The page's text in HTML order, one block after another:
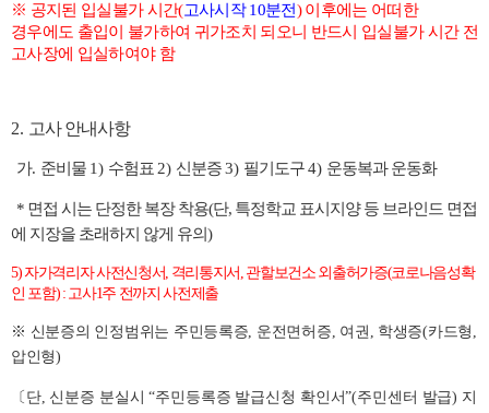
※ 공지된 입실불가 시간(고사시작10분전)이후에는 어떠한
경우에도 출입이 불가하여 귀가조치 되오니 반드시 입실불가 시간 전
고사장에 입실하여야 함
2. 고사 안내사항
가. 준비물 1) 수험표 2) 신분증3) 필기도구4) 운동복과 운동화
* 면접 시는 단정한 복장 착용(단, 특정학교 표시지양 등 브라인드 면접
에 지장을 초래하지 않게 유의)
5) 자가격리자 사전신청서, 격리통지서 , 관할보건소 외출허가증(코로나음성확
인 포함) : 고사1주 전까지 사전제출
※ 신분증의 인정범위는 주민등록증, 운전면허증, 여권 , 학생증(카드형 ,
압인형)
〔 단, 신분증 분실시“주민등록증 발급신청 확인서”(주민센터 발급) 지